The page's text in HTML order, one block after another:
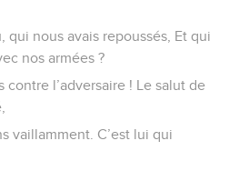
qui nous avais repoussés, Et qui
nos armées ?
contre l’adversaire ! Le salut de
vaillamment. C’est lui qui